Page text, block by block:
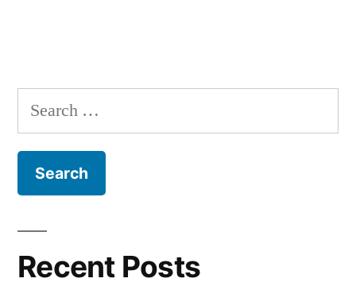
Search
for:
Recent Posts